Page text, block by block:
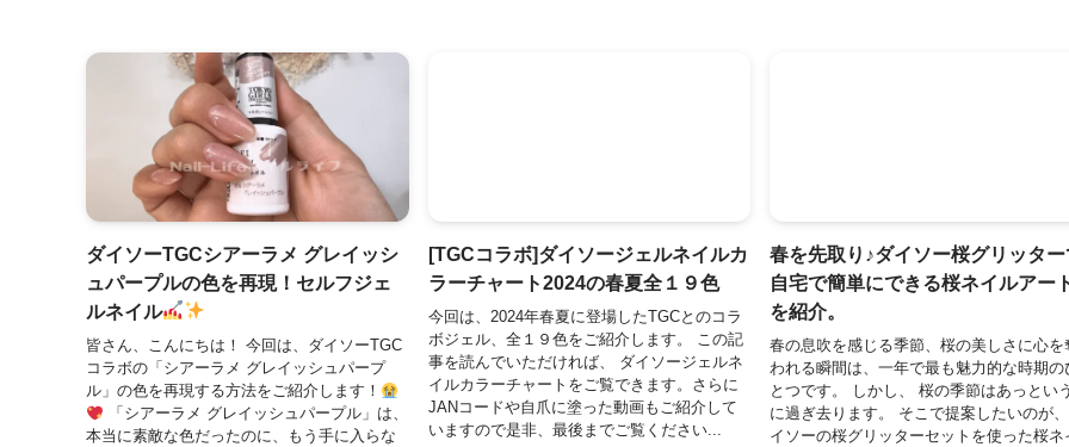
ダイソーTGCシアーラメ グレイッシ
ュパープルの色を再現！セルフジェ
ルネイル
皆さん、こんにちは！ 今回は、ダイソーTGC
コラボの「シアーラメ グレイッシュパープ
ル」の色を再現する方法をご紹介します！
「シアーラメ グレイッシュパープル」は、
本当に素敵な色だったのに、もう手に入らな
[TGCコラボ]ダイソージェルネイルカ
ラーチャート2024の春夏全１９色
今回は、2024年春夏に登場したTGCとのコラ
ボジェル、全１９色をご紹介します。 この記
事を読んでいただければ、 ダイソージェルネ
イルカラーチャートをご覧できます。さらに
JANコードや自爪に塗った動画もご紹介して
いますので是非、最後までご覧ください...
春を先取り♪ダイソー桜グリッタ
自宅で簡単にできる桜ネイルアー
を紹介。
春の息吹を感じる季節、桜の美しさに心を
われる瞬間は、一年で最も魅力的な時期の
とつです。 しかし、 桜の季節はあっとい
に過ぎ去ります。 そこで提案したいのが
イソーの桜グリッターセットを使った桜ネ